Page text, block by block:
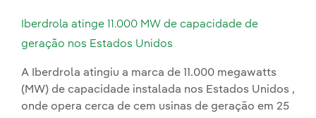
Iberdrola atinge 11.000 MW de capacidade de
geração nos Estados Unidos
A Iberdrola atingiu a marca de 11.000 megawatts
(MW) de capacidade instalada nos Estados Unidos ,
onde opera cerca de cem usinas de geração em 25